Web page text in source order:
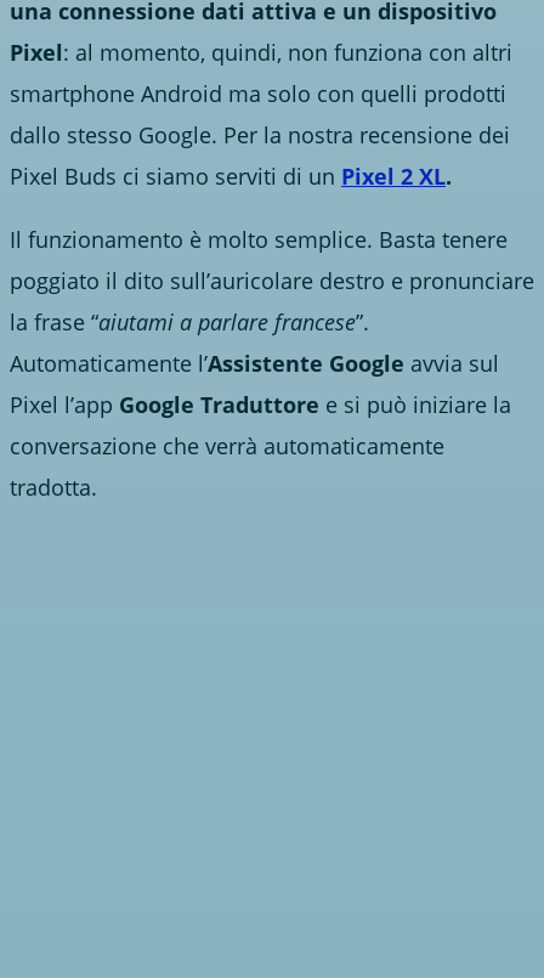
una connessione dati attiva e un dispositivo
Pixel: al momento, quindi, non funziona con altri
smartphone Android ma solo con quelli prodotti
dallo stesso Google. Per la nostra recensione dei
Pixel Buds ci siamo serviti di un Pixel 2 XL.
Il funzionamento è molto semplice. Basta tenere
poggiato il dito sull’auricolare destro e pronunciare
la frase “aiutami a parlare francese”.
Automaticamente l’Assistente Google avvia sul
Pixel l’app Google Traduttore e si può iniziare la
conversazione che verrà automaticamente
tradotta.